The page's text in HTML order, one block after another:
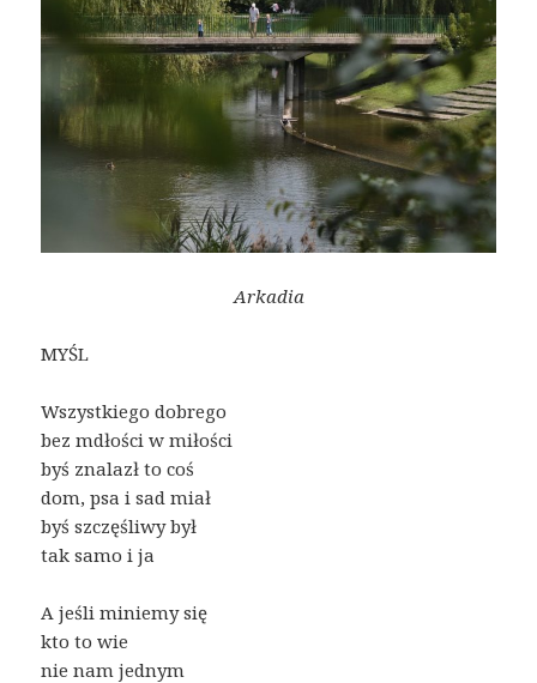
Arkadia
MYŚL
Wszystkiego dobrego
bez mdłości w miłości
byś znalazł to coś
dom, psa i sad miał
byś szczęśliwy był
tak samo i ja
A jeśli miniemy się
kto to wie
nie nam jednym